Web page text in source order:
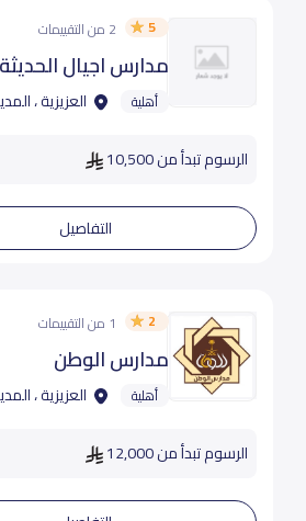
5 2 من التقييمات
مدارس اجيال الحديثة
أهلية العزيزية ،
الرسوم تبدأ من 10,500
التفاصيل
2 1 من التقييمات
مدارس الوطن
أهلية العزيزية ،
الرسوم تبدأ من 12,000